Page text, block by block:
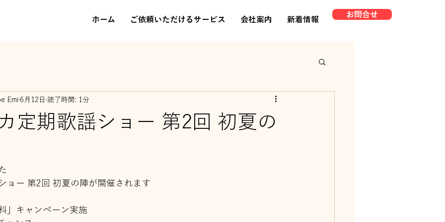
ホーム ご依頼いただけるサービス 会社案内 新着情報
お問合せ
定期歌謡ショー 第2回 初夏の
Emi 6月12日 読了時間: 1分
ョー 第2回 初夏の陣が開催されます
」キャンペーン実施